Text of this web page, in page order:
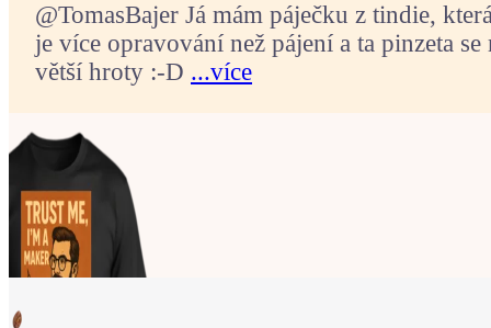
@TomasBajer Já mám páječku z tindie,
je více opravování než pájení a ta pinzeta
větší hroty :-D ...více